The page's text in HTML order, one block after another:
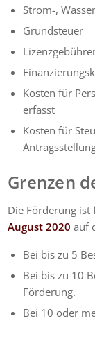
Strom-,
Grundsteuer
Kosten für
erfasst
Kosten für
Grenzen
Die Förderung
August 2020 auf
Bei bis zu 5
Bei bis zu 10
Förderung.
Bei 10 oder